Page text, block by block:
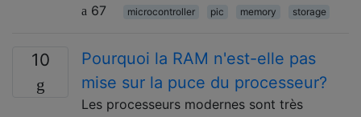
67
microcontroller pic memory storage
10
Pourquoi la RAM n'est-elle pas
mise sur la puce du processeur?
Les processeurs modernes sont très